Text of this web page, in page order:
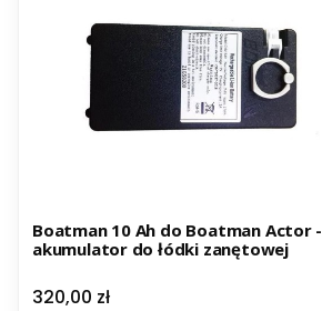
Boatman 10 Ah do Boatman Actor -
akumulator do łódki zanętowej
Cena
320,00 zł